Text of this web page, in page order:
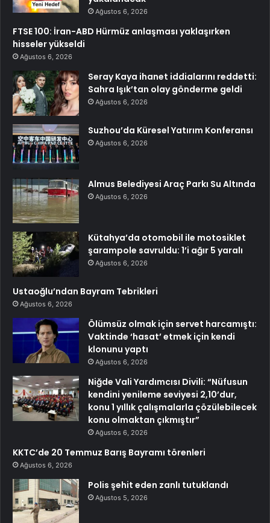
Ağustos 6, 2026
FTSE 100: İran-ABD Hürmüz anlaşması yaklaşırken
hisseler yükseldi
Ağustos 6, 2026
Seray Kaya ihanet iddialarını reddetti:
Sahra Işık’tan olay gönderme geldi
Ağustos 6, 2026
Suzhou’da Küresel Yatırım Konferansı
Ağustos 6, 2026
Almus Belediyesi Araç Parkı Su Altında
Ağustos 6, 2026
Kütahya’da otomobil ile motosiklet
şarampole savruldu: 1’i ağır 5 yaralı
Ağustos 6, 2026
Ustaoğlu’ndan Bayram Tebrikleri
Ağustos 6, 2026
Ölümsüz olmak için servet harcamıştı:
Vaktinde ‘hasat’ etmek için kendi
klonunu yaptı
Ağustos 6, 2026
Niğde Vali Yardımcısı Divili: “Nüfusun
kendini yenileme seviyesi 2,10’dur,
konu 1 yıllık çalışmalarla çözülebilecek
konu olmaktan çıkmıştır”
Ağustos 6, 2026
KKTC’de 20 Temmuz Barış Bayramı törenleri
Ağustos 6, 2026
Polis şehit eden zanlı tutuklandı
Ağustos 5, 2026